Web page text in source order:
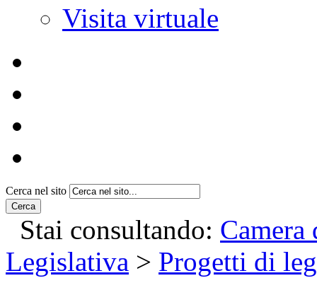
Visita virtuale
Cerca nel sito
Cerca
Stai consultando: Camera
Legislativa > Progetti di